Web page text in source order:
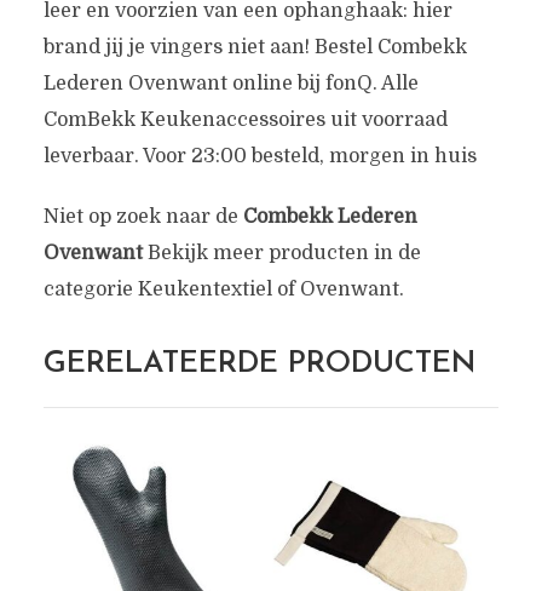
leer en voorzien van een ophanghaak: hier
brand jij je vingers niet aan! Bestel Combekk
Lederen Ovenwant online bij fonQ. Alle
ComBekk Keukenaccessoires uit voorraad
leverbaar. Voor 23:00 besteld, morgen in huis
Niet op zoek naar de Combekk Lederen
OvenwantBekijk meer producten in de
categorie Keukentextiel of Ovenwant.
GERELATEERDE PRODUCTEN